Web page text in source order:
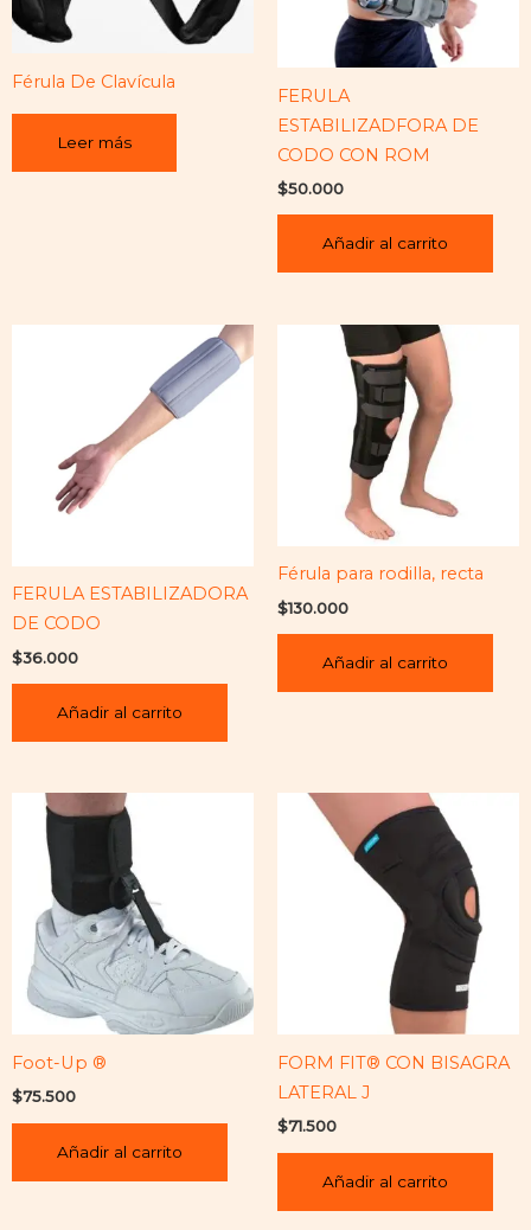
Férula De Clavícula
Leer más
FERULA
ESTABILIZADFORA DE
CODO CON ROM
$50.000
Añadir al carrito
FERULA ESTABILIZADORA
DE CODO
$36.000
Añadir al carrito
Férula para rodilla, recta
$130.000
Añadir al carrito
Foot-Up ®
$75.500
Añadir al carrito
FORM FIT® CON BISAGRA
LATERAL J
$71.500
Añadir al carrito